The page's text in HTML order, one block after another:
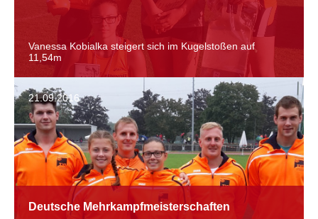
Vanessa Kobialka steigert sich im Kugelstoßen auf
11,54m
21.09.2016
Deutsche Mehrkampfmeisterschaften